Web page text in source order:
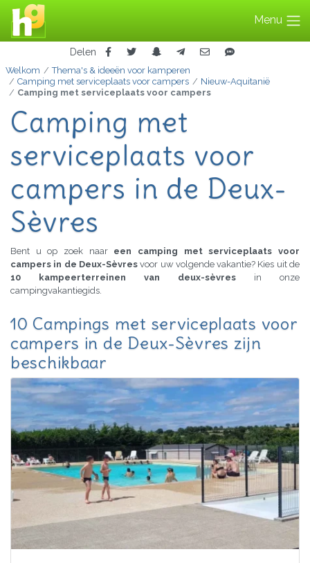
Menu
Delen
Welkom
Thema's & ideeën voor kamperen
Camping met serviceplaats voor campers
Nieuw-Aquitanië
Camping met serviceplaats voor campers
Camping met
serviceplaats voor
campers in de Deux-
Sèvres
Bent u op zoek naar een camping met serviceplaats voor
campers in de Deux-Sèvresvoor uw volgende vakantie? Kies uit de
10 kampeerterreinen van deux-sèvres in onze
campingvakantiegids.
10 Campings met serviceplaats voor
campers in de Deux-Sèvres zijn
beschikbaar